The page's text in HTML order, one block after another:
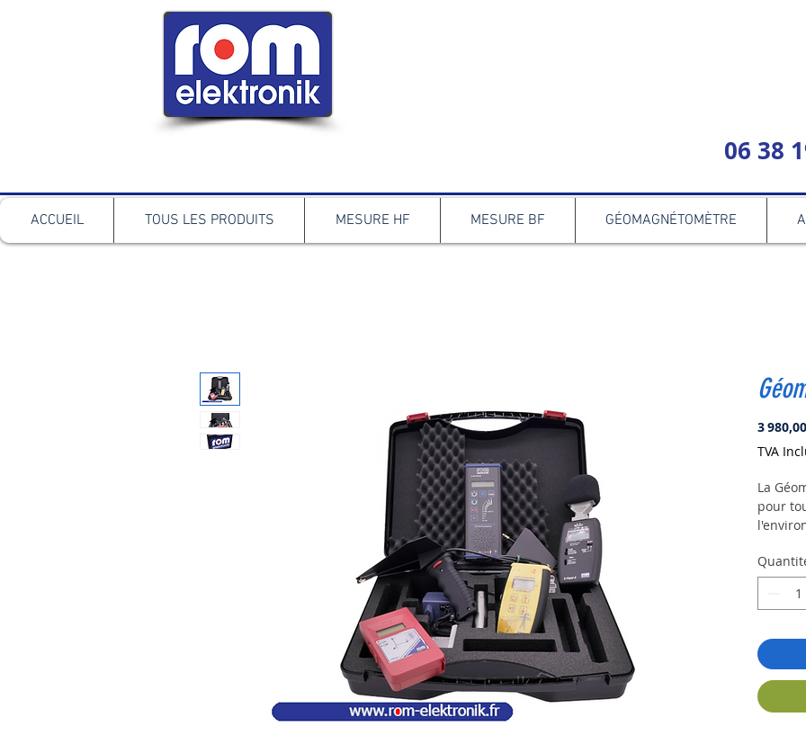
06 38
ACCUEIL TOUS LES PRODUITS MESURE HF MESURE BF GÉOMAGNÉTOMÈTRE
3
TVA
La
pour
deux
et E-